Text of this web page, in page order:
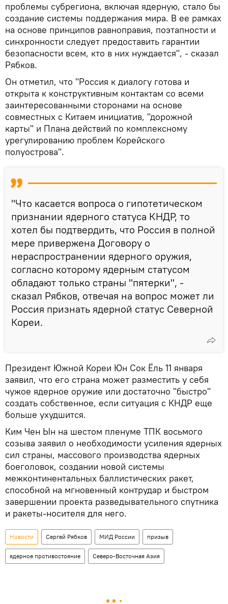
проблемы субрегиона, включая ядерную, стало бы
создание системы поддержания мира. В ее рамках
на основе принципов равноправия, поэтапности и
синхронности следует предоставить гарантии
безопасности всем, кто в них нуждается", - сказал
Рябков.
Он отметил, что "Россия к диалогу готова и
открыта к конструктивным контактам со всеми
заинтересованными сторонами на основе
совместных с Китаем инициатив, "дорожной
карты" и Плана действий по комплексному
урегулированию проблем Корейского
полуострова".
"Что касается вопроса о гипотетическом
признании ядерного статуса КНДР, то
хотел бы подтвердить, что Россия в полной
мере привержена Договору о
нераспространении ядерного оружия,
согласно которому ядерным статусом
обладают только страны "пятерки", -
сказал Рябков, отвечая на вопрос может ли
Россия признать ядерной статус Северной
Кореи.
Президент Южной Кореи Юн Сок Ёль 11 января
заявил, что его страна может разместить у себя
чужое ядерное оружие или достаточно "быстро"
создать собственное, если ситуация с КНДР еще
больше ухудшится.
Ким Чен Ын на шестом пленуме ТПК восьмого
созыва заявил о необходимости усиления ядерных
сил страны, массового производства ядерных
боеголовок, создании новой системы
межконтинентальных баллистических ракет,
способной на мгновенный контрудар и быстром
завершении проекта разведывательного спутника
и ракеты-носителя для него.
Новости Сергей Рябков МИД России призыв
ядерное противостояние Северо-Восточная Азия